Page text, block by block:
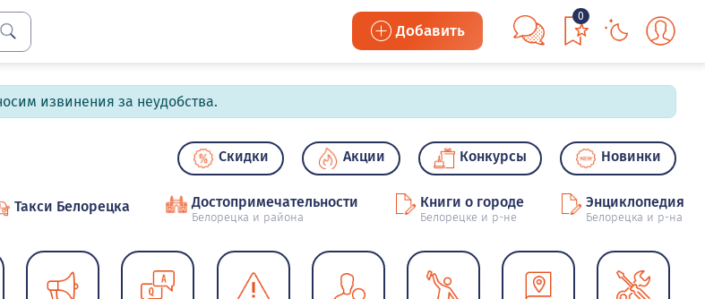
Добавить
0
извинения за неудобства.
Скидки Акции Конкурсы Новинки
Такси Белорецка Достопримечательности
Белорецка и района
Книги о городе
Белорецке и р-не
Энциклопедия
Белорецка и р-на